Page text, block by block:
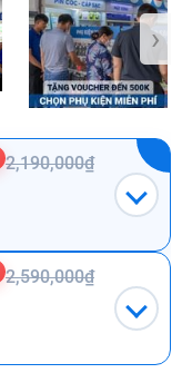
›
2,190,000₫
2,590,000₫